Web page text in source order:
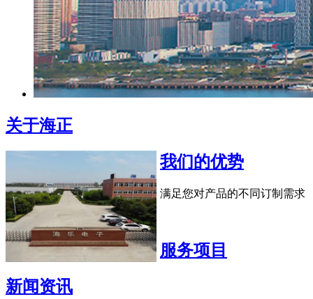
关于海正
我们的优势
满足您对产品的不同订制需求
服务项目
新闻资讯